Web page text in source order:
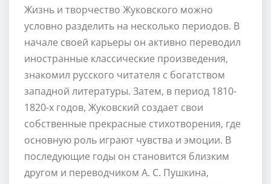
Жизнь и творчество Жуковского можно
условно разделить на несколько периодов. В
начале своей карьеры он активно переводил
иностранные классические произведения,
знакомил русского читателя с богатством
западной литературы. Затем, в период 1810-
1820-х годов, Жуковский создает свои
собственные прекрасные стихотворения, где
основную роль играют чувства и эмоции. В
последующие годы он становится близким
другом и переводчиком А. С. Пушкина,